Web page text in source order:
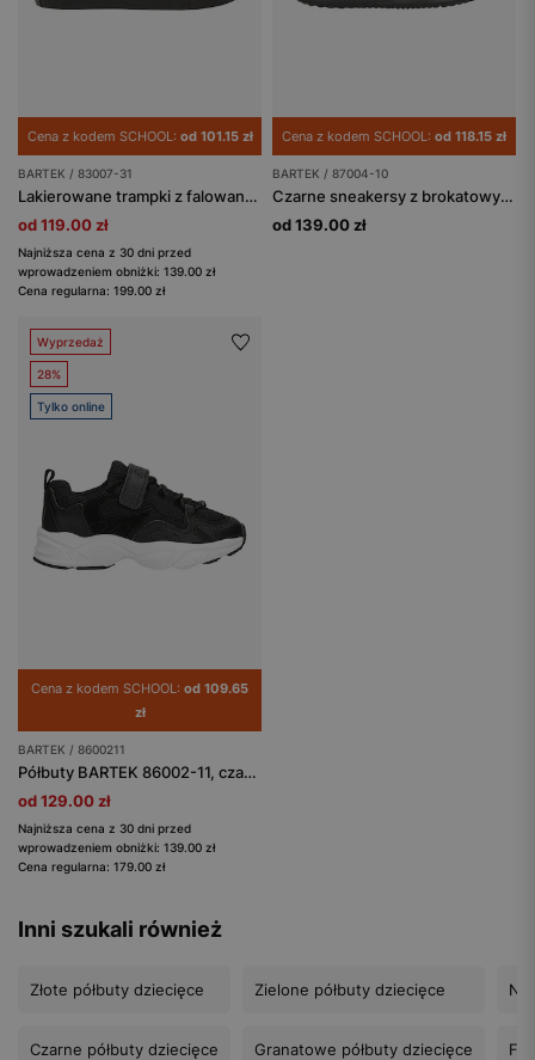
Cena z kodem SCHOOL: od 101.15 zł
BARTEK / 83007-31
Lakierowane trampki z falowanym wykończeniem na zapięciach BARTEK 83007-31
od 119.00 zł
Najniższa cena z 30 dni przed
wprowadzeniem obniżki: 139.00 zł
Cena regularna: 199.00 zł
Cena z kodem SCHOOL: od 118.15 zł
BARTEK / 87004-10
Czarne sneakersy z brokatowym materiałem i lakierowanymi wstawkami BARTEK 87004-10
od 139.00 zł
Wyprzedaż
28%
Tylko online
Cena z kodem SCHOOL: od 109.65
zł
BARTEK / 8600211
Półbuty BARTEK 86002-11, czarno-biały
od 129.00 zł
Najniższa cena z 30 dni przed
wprowadzeniem obniżki: 139.00 zł
Cena regularna: 179.00 zł
Inni szukali również
Złote półbuty dziecięce
Czarne półbuty dziecięce
Zielone półbuty dziecięce
Granatowe półbuty dziecięce